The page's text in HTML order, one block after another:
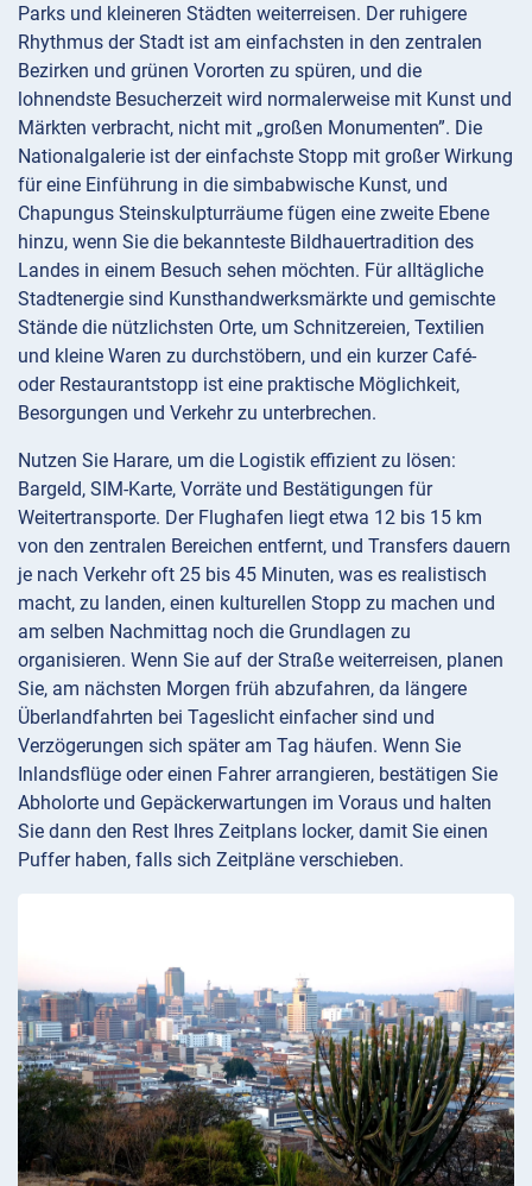
Parks und kleineren Städten weiterreisen. Der ruhigere
Rhythmus der Stadt ist am einfachsten in den zentralen
Bezirken und grünen Vororten zu spüren, und die
lohnendste Besucherzeit wird normalerweise mit Kunst und
Märkten verbracht, nicht mit „großen Monumenten”. Die
Nationalgalerie ist der einfachste Stopp mit großer Wirkung
für eine Einführung in die simbabwische Kunst, und
Chapungus Steinskulpturräume fügen eine zweite Ebene
hinzu, wenn Sie die bekannteste Bildhauertradition des
Landes in einem Besuch sehen möchten. Für alltägliche
Stadtenergie sind Kunsthandwerksmärkte und gemischte
Stände die nützlichsten Orte, um Schnitzereien, Textilien
und kleine Waren zu durchstöbern, und ein kurzer Café-
oder Restaurantstopp ist eine praktische Möglichkeit,
Besorgungen und Verkehr zu unterbrechen.
Nutzen Sie Harare, um die Logistik effizient zu lösen:
Bargeld, SIM-Karte, Vorräte und Bestätigungen für
Weitertransporte. Der Flughafen liegt etwa 12 bis 15 km
von den zentralen Bereichen entfernt, und Transfers dauern
je nach Verkehr oft 25 bis 45 Minuten, was es realistisch
macht, zu landen, einen kulturellen Stopp zu machen und
am selben Nachmittag noch die Grundlagen zu
organisieren. Wenn Sie auf der Straße weiterreisen, planen
Sie, am nächsten Morgen früh abzufahren, da längere
Überlandfahrten bei Tageslicht einfacher sind und
Verzögerungen sich später am Tag häufen. Wenn Sie
Inlandsflüge oder einen Fahrer arrangieren, bestätigen Sie
Abholorte und Gepäckerwartungen im Voraus und halten
Sie dann den Rest Ihres Zeitplans locker, damit Sie einen
Puffer haben, falls sich Zeitpläne verschieben.